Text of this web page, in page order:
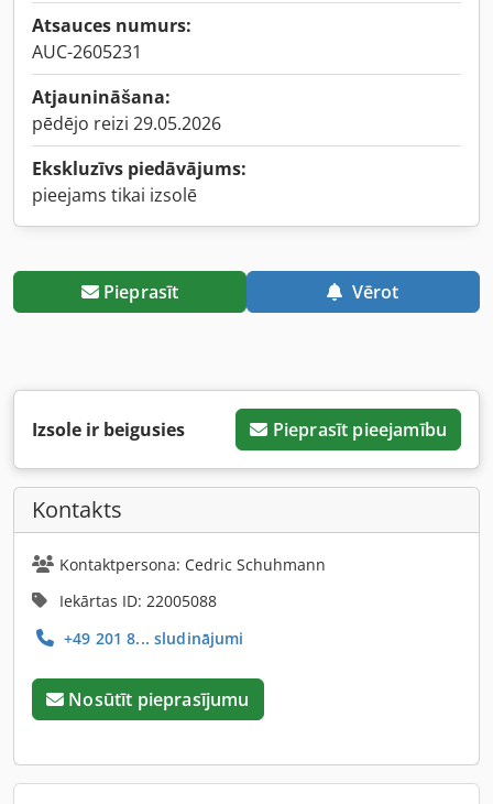
Atsauces numurs:
AUC-2605231
Atjaunināšana:
pēdējo reizi 29.05.2026
Ekskluzīvs piedāvājums:
pieejams tikai izsolē
Pieprasīt Vērot
Izsole ir beigusies Pieprasīt pieejamību
Kontakts
Kontaktpersona: Cedric Schuhmann
Iekārtas ID: 22005088
+49 201 8... sludinājumi
Nosūtīt pieprasījumu